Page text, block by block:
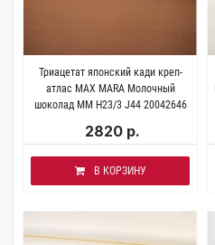
Триацетат японский кади креп-
атлас MAX MARA Молочный
шоколад MM H23/3 J44 20042646
2820 р.
В КОРЗИНУ